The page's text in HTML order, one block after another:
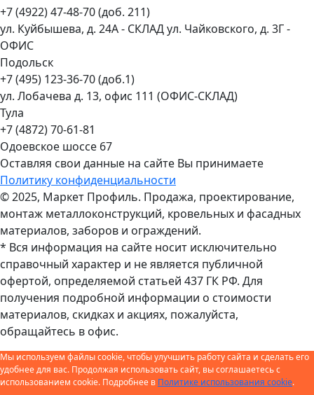
+7 (4922) 47-48-70 (доб. 211)
ул. Куйбышева, д. 24А - СКЛАД ул. Чайковского, д. 3Г -
ОФИС
Подольск
+7 (495) 123-36-70 (доб.1)
ул. Лобачева д. 13, офис 111 (ОФИС-СКЛАД)
Тула
+7 (4872) 70-61-81
Одоевское шоссе 67
Оставляя свои данные на сайте Вы принимаете
Политику конфиденциальности
© 2025, Маркет Профиль. Продажа, проектирование,
монтаж металлоконструкций, кровельных и фасадных
материалов, заборов и ограждений.
* Вся информация на сайте носит исключительно
справочный характер и не является публичной
офертой, определяемой статьей 437 ГК РФ. Для
получения подробной информации о стоимости
материалов, скидках и акциях, пожалуйста,
обращайтесь в офис.
Мы используем файлы cookie, чтобы улучшить работу сайта и сделать его
удобнее для вас. Продолжая использовать сайт, вы соглашаетесь с
использованием cookie. Подробнее в Политике использования cookie.